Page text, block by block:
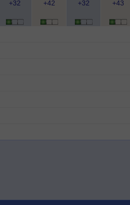
+32 +42 +32 +43